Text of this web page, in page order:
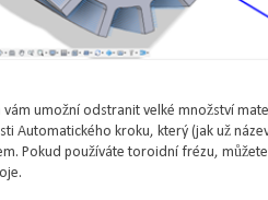
umožní odstranit velké množství
Automatického kroku, který (jak už
Pokud používáte toroidní frézu,